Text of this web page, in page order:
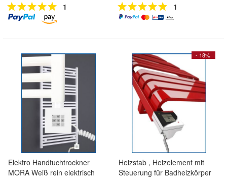
1 1
Elektro Handtuchtrockner
MORA Weiß rein elektrisch
- 18%
Heizstab , Heizelement mit
Steuerung für Badheizkörper